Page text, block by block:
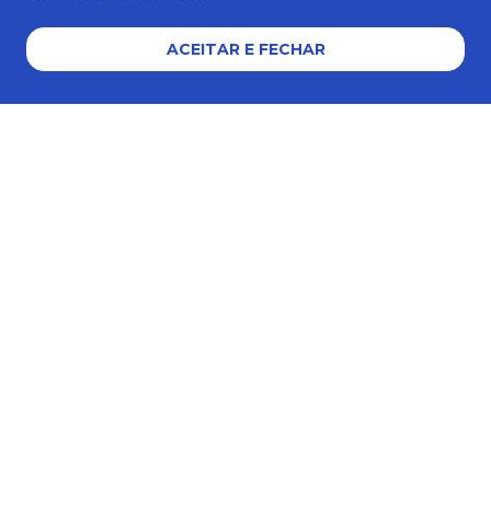
AJUDA E SUPORTE
ACEITAR E FECHAR